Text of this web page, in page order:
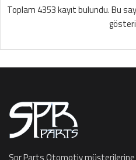
Toplam 4353 kayıt bulundu. Bu